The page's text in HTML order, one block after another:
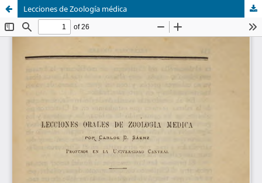
Lecciones de Zoología médica